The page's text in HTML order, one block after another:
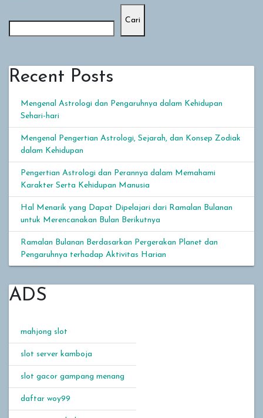
Cari
Recent Posts
Mengenal Astrologi dan Pengaruhnya dalam Kehidupan
Sehari-hari
Mengenal Pengertian Astrologi, Sejarah, dan Konsep Zodiak
dalam Kehidupan
Pengertian Astrologi dan Perannya dalam Memahami
Karakter Serta Kehidupan Manusia
Hal Menarik yang Dapat Dipelajari dari Ramalan Bulanan
untuk Merencanakan Bulan Berikutnya
Ramalan Bulanan Berdasarkan Pergerakan Planet dan
Pengaruhnya terhadap Aktivitas Harian
ADS
mahjong slot
slot server kamboja
slot gacor gampang menang
daftar woy99